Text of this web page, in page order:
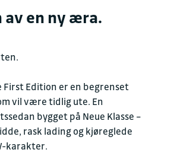
av en ny æra.
First Edition er en begrenset
vil være tidlig ute. En
bygget på Neue Klasse –
rask lading og kjøreglede
karakter.